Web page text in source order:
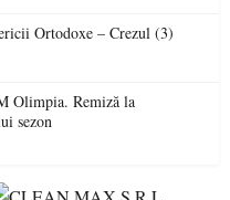
Ortodoxe – Crezul (3)
Olimpia. Remiză la
sezon